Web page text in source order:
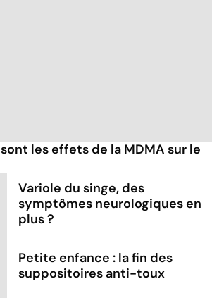
les effets de la MDMA sur le
Variole du singe, des
symptômes neurologiques en
plus ?
Petite enfance : la fin des
suppositoires anti-toux